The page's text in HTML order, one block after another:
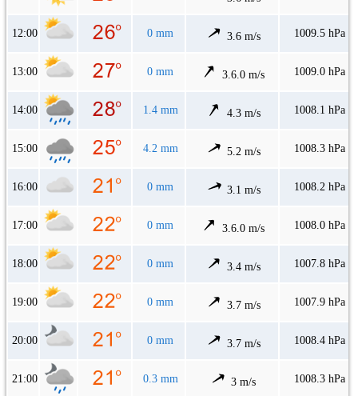
12:00 0 mm 3.6 m/s 1009.5 hPa
13:00 0 mm 3.6.0 m/s 1009.0 hPa
14:00 1.4 mm 4.3 m/s 1008.1 hPa
15:00 4.2 mm 5.2 m/s 1008.3 hPa
16:00 0 mm 3.1 m/s 1008.2 hPa
17:00 0 mm 3.6.0 m/s 1008.0 hPa
18:00 0 mm 3.4 m/s 1007.8 hPa
19:00 0 mm 3.7 m/s 1007.9 hPa
20:00 0 mm 3.7 m/s 1008.4 hPa
21:00 0.3 mm 3 m/s 1008.3 hPa